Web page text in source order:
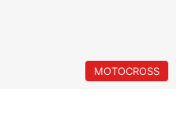
MOTOCROSS